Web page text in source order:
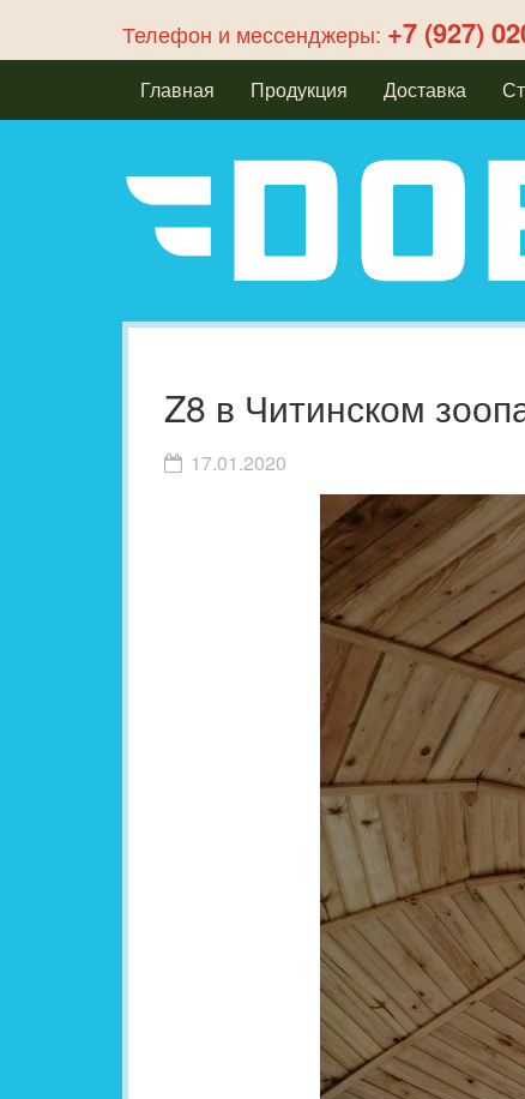
Телефон и мессенджеры: +7 (927)
Главная Продукция Доставка
Z8 в Читинском
17.01.2020